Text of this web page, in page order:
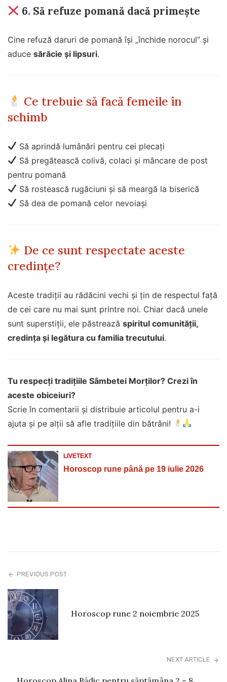
6. Să refuze pomană dacă primește
Cine refuză daruri de pomană își „închide norocul” și
aduce sărăcie și lipsuri.
Ce trebuie să facă femeile în
schimb
Să aprindă lumânări pentru cei plecați
Să pregătească colivă, colaci și mâncare de post
pentru pomană
Să rostească rugăciuni și să meargă la biserică
Să dea de pomană celor nevoiași
De ce sunt respectate aceste
credințe?
Aceste tradiții au rădăcini vechi și țin de respectul față
de cei care nu mai sunt printre noi. Chiar dacă unele
sunt superstiții, ele păstrează spiritul comunității,
credința și legătura cu familia trecutului.
Tu respecți tradițiile Sâmbetei Morților? Crezi în
aceste obiceiuri?
Scrie în comentarii și distribuie articolul pentru a-i
ajuta și pe alții să afle tradițiile din bătrâni!
LIVETEXT
Horoscop rune până pe 19 iulie 2026
PREVIOUS POST
Horoscop rune 2 noiembrie 2025
NEXT ARTICLE